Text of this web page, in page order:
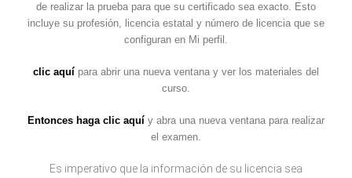
de realizar la prueba para que su certificado sea exacto. Esto
incluye su profesión, licencia estatal y número de licencia que se
configuran en Mi perfil.
clic aquí para abrir una nueva ventana y ver los materiales del
curso.
Entonces haga clic aquí y abra una nueva ventana para realizar
el examen.
Es imperativo que la información de su licencia sea